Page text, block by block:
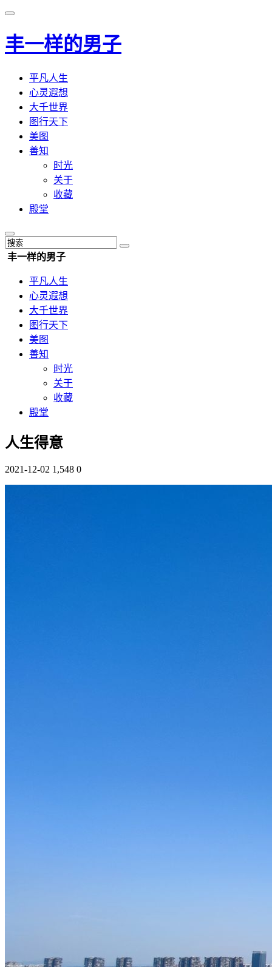
丰一样的男子
平凡人生
心灵遐想
大千世界
图行天下
美图
善知
时光
关于
收藏
殿堂
丰一样的男子
平凡人生
心灵遐想
大千世界
图行天下
美图
善知
时光
关于
收藏
殿堂
人生得意
2021-12-02 1,548 0